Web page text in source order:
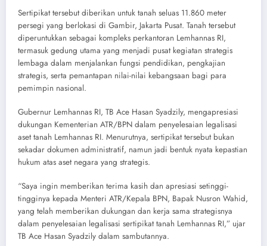
Sertipikat tersebut diberikan untuk tanah seluas 11.860 meter
persegi yang berlokasi di Gambir, Jakarta Pusat. Tanah tersebut
diperuntukkan sebagai kompleks perkantoran Lemhannas RI,
termasuk gedung utama yang menjadi pusat kegiatan strategis
lembaga dalam menjalankan fungsi pendidikan, pengkajian
strategis, serta pemantapan nilai-nilai kebangsaan bagi para
pemimpin nasional.
Gubernur Lemhannas RI, TB Ace Hasan Syadzily, mengapresiasi
dukungan Kementerian ATR/BPN dalam penyelesaian legalisasi
aset tanah Lemhannas RI. Menurutnya, sertipikat tersebut bukan
sekadar dokumen administratif, namun jadi bentuk nyata kepastian
hukum atas aset negara yang strategis.
“Saya ingin memberikan terima kasih dan apresiasi setinggi-
tingginya kepada Menteri ATR/Kepala BPN, Bapak Nusron Wahid,
yang telah memberikan dukungan dan kerja sama strategisnya
dalam penyelesaian legalisasi sertipikat tanah Lemhannas RI,” ujar
TB Ace Hasan Syadzily dalam sambutannya.